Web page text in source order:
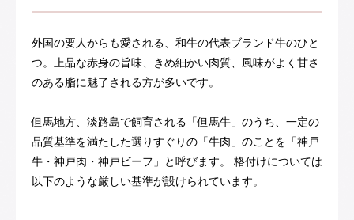
外国の要人からも愛される、和牛の代表ブランド牛のひと
つ。上品な赤身の旨味、きめ細かい肉質、風味がよく甘さ
のある脂に魅了される方が多いです。
但馬地方、淡路島で飼育される「但馬牛」のうち、一定の
品質基準を満たした選りすぐりの「牛肉」のことを「神戸
牛・神戸肉・神戸ビーフ」と呼びます。 格付けについては
以下のような厳しい基準が設けられています。